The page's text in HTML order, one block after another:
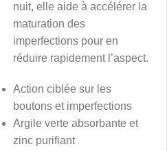
nuit, elle aide à accélérer la
maturation des
imperfections pour en
réduire rapidement l’aspect.
Action ciblée sur les
boutons et imperfections
Argile verte absorbante et
zinc purifiant